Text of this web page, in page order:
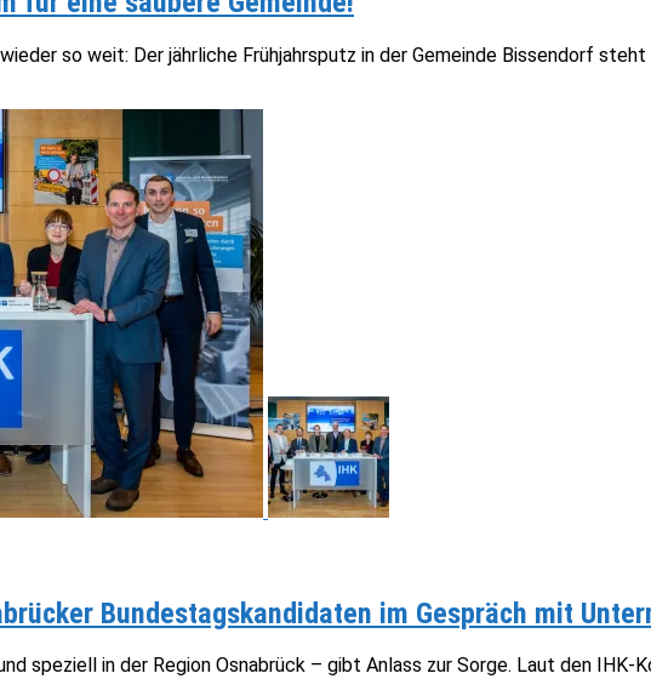
so weit: Der jährliche Frühjahrsputz in der Gemeinde Bissendorf steht
Bundestagskandidaten im Gespräch mit
speziell in der Region Osnabrück – gibt Anlass zur Sorge. Laut den IHK-